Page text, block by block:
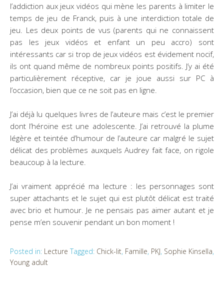
l’addiction aux jeux vidéos qui mène les parents à limiter le
temps de jeu de Franck, puis à une interdiction totale de
jeu. Les deux points de vus (parents qui ne connaissent
pas les jeux vidéos et enfant un peu accro) sont
intéressants car si trop de jeux vidéos est évidement nocif,
ils ont quand même de nombreux points positifs. J’y ai été
particulièrement réceptive, car je joue aussi sur PC à
l’occasion, bien que ce ne soit pas en ligne.
J’ai déjà lu quelques livres de l’auteure mais c’est le premier
dont l’héroïne est une adolescente. J’ai retrouvé la plume
légère et teintée d’humour de l’auteure car malgré le sujet
délicat des problèmes auxquels Audrey fait face, on rigole
beaucoup à la lecture.
J’ai vraiment apprécié ma lecture : les personnages sont
super attachants et le sujet qui est plutôt délicat est traité
avec brio et humour. Je ne pensais pas aimer autant et je
pense m’en souvenir pendant un bon moment !
Posted in: Lecture Tagged: Chick-lit, Famille, PKJ, Sophie Kinsella,
Young adult